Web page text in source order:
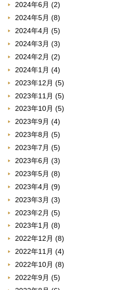
2024年6月 (2)
2024年5月 (8)
2024年4月 (5)
2024年3月 (3)
2024年2月 (2)
2024年1月 (4)
2023年12月 (5)
2023年11月 (5)
2023年10月 (5)
2023年9月 (4)
2023年8月 (5)
2023年7月 (5)
2023年6月 (3)
2023年5月 (8)
2023年4月 (9)
2023年3月 (3)
2023年2月 (5)
2023年1月 (8)
2022年12月 (8)
2022年11月 (4)
2022年10月 (8)
2022年9月 (5)